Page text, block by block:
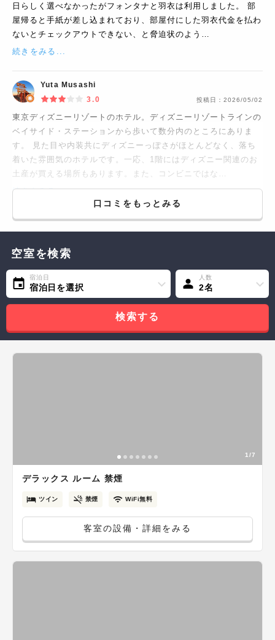
日らしく選べなかったがフォンタナと羽衣は利用しました。 部
屋帰ると手紙が差し込まれており、部屋付にした羽衣代金を払わ
ないとチェックアウトできない、と脅迫状のよう…
続きをみる...
Yuta Musashi
3.0
投稿日： 2026/05/02
東京ディズニーリゾートのホテル。ディズニーリゾートラインの
ベイサイド・ステーションから歩いて数分内のところにありま
す。 見た目や内装共にディズニーっぽさがほとんどなく、落ち
着いた雰囲気のホテルです。一応、1階にはディズニー関連のお
土産が買える場所もあります。また、コンビニではな…
続きをみる...
口コミをもっとみる
空室を検索
宿泊日
宿泊日を選択
人数
2名
検索する
1/7
デラックス ルーム 禁煙
ツイン 禁煙 WiFi無料
客室の設備・詳細をみる